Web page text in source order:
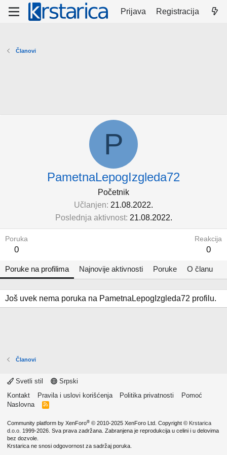
Prijava Registracija
Članovi
P
PametnaLepogIzgleda72
Početnik
Učlanjen 21.08.2022.
Poslednja aktivnost 21.08.2022.
Poruka
0
Reakcija
0
Poruke na profilima Najnovije aktivnosti Poruke O članu
Još uvek nema poruka na PametnaLepogIzgleda72 profilu.
Članovi
Svetli stil
Srpski
Kontakt
Pravila i uslovi korišćenja Politika privatnosti
Pomoć
Naslovna
R
Community platform by XenForo® © 2010-2025 XenForo Ltd. Copyright © Krstarica
d.o.o. 1999-2026. Sva prava zadržana. Zabranjena je reprodukcija u celini i u delovima
bez dozvole.
Krstarica ne snosi odgovornost za sadržaj poruka.